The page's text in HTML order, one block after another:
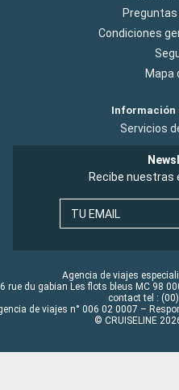
Condiciones
Mapa
Información
Servicios
Recibe
TU EMAIL
Agencia de viajes
rue du gabian Les flots bleus MC 98
contact tel :
de viajes n° 006 02 0007 –
© CRUISELINE